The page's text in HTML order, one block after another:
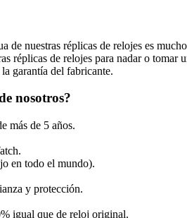
de nuestras réplicas de relojes es
réplicas de relojes para nadar o
garantía del fabricante.
nosotros?
más de 5 años.
en todo el mundo).
y protección.
igual que de reloj original.